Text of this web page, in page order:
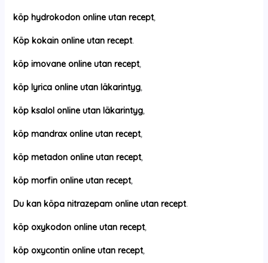
köp hydrokodon online utan recept,
Köp kokain online utan recept.
köp imovane online utan recept,
köp lyrica online utan läkarintyg,
köp ksalol online utan läkarintyg,
köp mandrax online utan recept,
köp metadon online utan recept,
köp morfin online utan recept,
Du kan köpa nitrazepam online utan recept.
köp oxykodon online utan recept,
köp oxycontin online utan recept,